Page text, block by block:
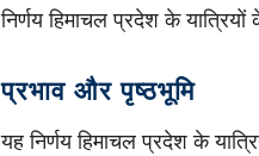
निर्णय हिमाचल प्रदेश के यात्रियों
प्रभाव और पृष्ठभूमि
यह निर्णय हिमाचल प्रदेश के